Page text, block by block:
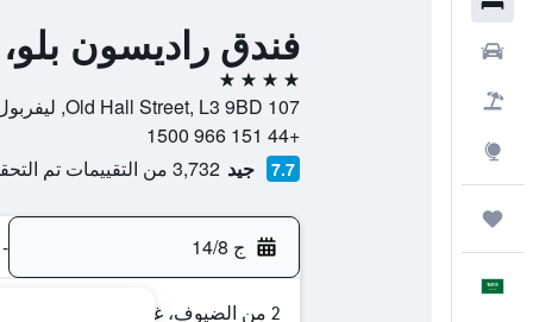
فندق راديسون
4 نجوم
107 Old Hall Street, L3 9BD, ليفربول, إنجلترا, المملكة المتحدة
+44 151 966 1500
7.7 جيد 3,732 من التقييمات تم التحقق منها
ج 14/8 -
2 من الضيوف، غرفة واحدة